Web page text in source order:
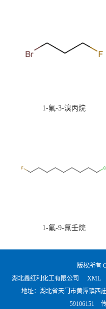
1-氟-3-溴丙烷
1-氟-9-氯壬烷
版权所有
湖北鑫红利化工有限公司
XML
地址：湖北省天门市黄潭镇西庙
59106151